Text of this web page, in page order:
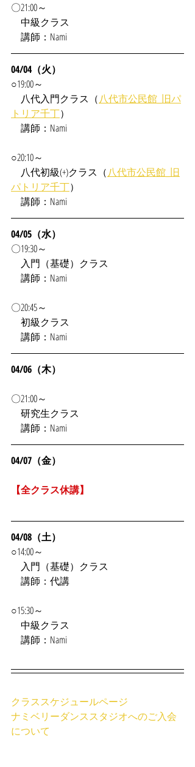
〇21:00～
中級クラス
講師：Nami
04/04（火）
○19:00～
八代入門クラス（八代市公民館_旧パ
トリア千丁）
講師：Nami
○20:10～
八代初級(+)クラス（八代市公民館_旧
パトリア千丁）
講師：Nami
04/05（水）
〇19:30～
入門（基礎）クラス
講師：Nami
〇20:45～
初級クラス
講師：Nami
04/06（木）
〇21:00～
研究生クラス
講師：Nami
04/07（金）
【全クラス休講】
04/08（土）
○14:00～
入門（基礎）クラス
講師：代講
○15:30～
中級クラス
講師：Nami
クラススケジュールページ
ナミベリーダンススタジオへのご入会
について